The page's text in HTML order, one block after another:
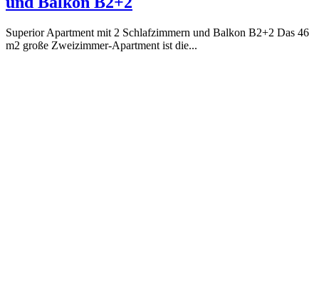
Superior Apartment mit 2 Schlafzimmern und Balkon B2+2 Das 46
m2 große Zweizimmer-Apartment ist die...